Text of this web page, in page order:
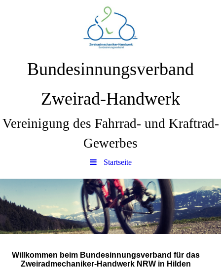
Bundesinnungsverband
Zweirad-Handwerk
Vereinigung des Fahrrad- und Kraftrad-
Gewerbes
Startseite
Willkommen beim Bundesinnungsverband für das
Zweiradmechaniker-Handwerk NRW in Hilden